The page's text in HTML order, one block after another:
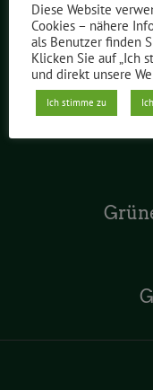
Grüne
Diese Website
Cookies – nähere
als Benutzer finden
Klicken Sie auf „Ich
und direkt unsere
Ich stimme zu